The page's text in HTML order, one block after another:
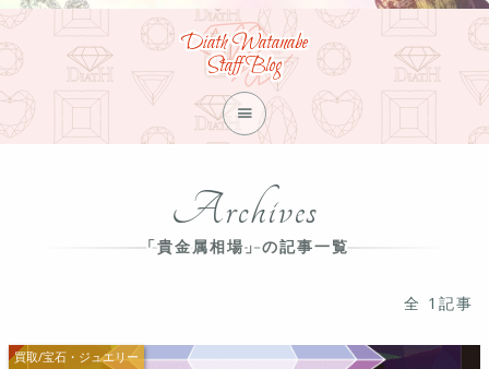
Diath Watanabe
Staff Blog

Archives
「貴金属相場」の記事一覧
全 1記事
買取/宝石・ジュエリー